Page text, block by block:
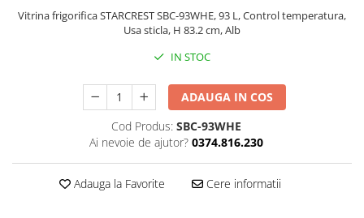
Vitrina frigorifica STARCREST SBC-93WHE, 93 L, Control temperatura,
Usa sticla, H 83.2 cm, Alb
IN STOC
ADAUGA IN COS
Cod Produs: SBC-93WHE
Ai nevoie de ajutor? 0374.816.230
Adauga la Favorite Cere informatii